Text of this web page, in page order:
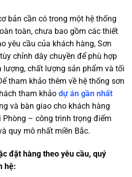
bản cần có trong một hệ thống
toàn, chưa bao gồm các thiết
yêu cầu của khách hàng, Sơn
chỉnh dây chuyền để phù hợp
lượng, chất lượng sản phẩm và tối
tham khảo thêm về hệ thống sơn
tham khảo dự án gần nhất
và bàn giao cho khách hàng
Phòng – công trình trọng điểm
quy mô nhất miền Bắc.
đặt hàng theo yêu cầu, quý
hệ: